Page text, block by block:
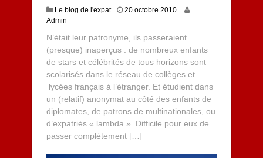
Le blog de l'expat
20 octobre 2010
Admin
N’était leur patronyme, ils passeraient
(presque) inaperçus : de nombreux enfants
de stars et célébrités de tous horizons sont
scolarisés dans le réseau de collèges et
lycées français à l’étranger. Et étudient dans
un (relatif) anonymat au côté des enfants de
diplomates, de patrons de multinationales, ou
d’expatriés « lambda ». Difficile pour eux de
passer complètement […]